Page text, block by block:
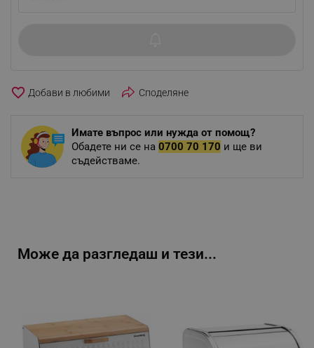
favorite_border Споделяне
Имате въпрос или нужда от помощ?
Обадете ни се на 0700 70 170 и ще ви
съдействаме.
Може да разгледаш и тези...